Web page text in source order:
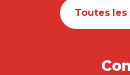
Toutes